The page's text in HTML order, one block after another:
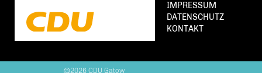
IMPRESSUM
DATENSCHUTZ
KONTAKT
@2026 CDU Gatow